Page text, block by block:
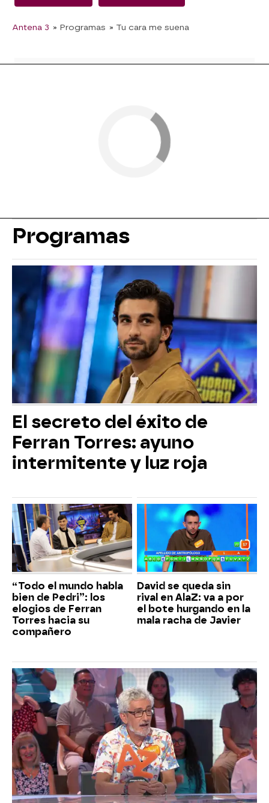
Antena 3 » Programas » Tu cara me suena
Programas
El secreto del éxito de
Ferran Torres: ayuno
intermitente y luz roja
“Todo el mundo habla
bien de Pedri”: los
elogios de Ferran
Torres hacia su
compañero
David se queda sin
rival en AlaZ: va a por
el bote hurgando en la
mala racha de Javier